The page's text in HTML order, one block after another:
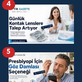
4
5